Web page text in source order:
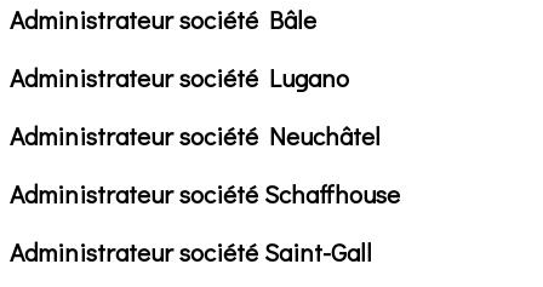
Administrateur société Bâle
Administrateur société Lugano
Administrateur société Neuchâtel
Administrateur société Schaffhouse
Administrateur société Saint-Gall